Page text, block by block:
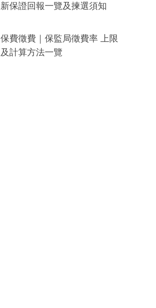
新保證回報一覽及揀選須知
保費徵費｜保監局徵費率 上限
及計算方法一覽